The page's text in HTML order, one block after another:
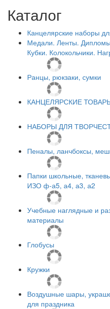
Каталог
Канцелярские наборы
Медали. Ленты. Дипломы.
Кубки. Колокольчики.
Ранцы, рюкзаки, сумки
КАНЦЕЛЯРСКИЕ
НАБОРЫ ДЛЯ
Пеналы, ланчбоксы,
Папки школьные,
ИЗО ф-а5, а4, а3, а2
Учебные наглядные и
материалы
Глобусы
Кружки
Воздушные шары,
для праздника